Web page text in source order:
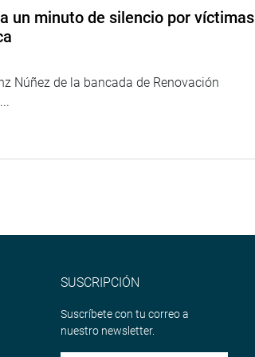
un minuto de silencio por víctimas
Núñez de la bancada de Renovación
SUSCRIPCIÓN
Suscríbete con tu correo a
nuestro newsletter.